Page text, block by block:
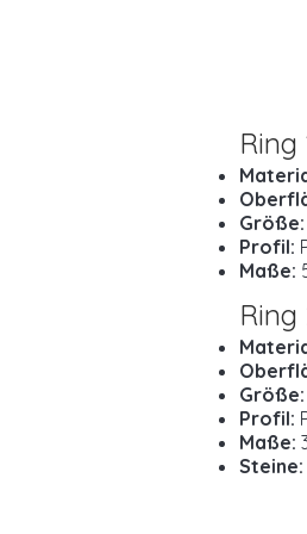
Ring
Größe:
Profil:
Maße:
Ring
Größe:
Profil:
Maße:
Steine: